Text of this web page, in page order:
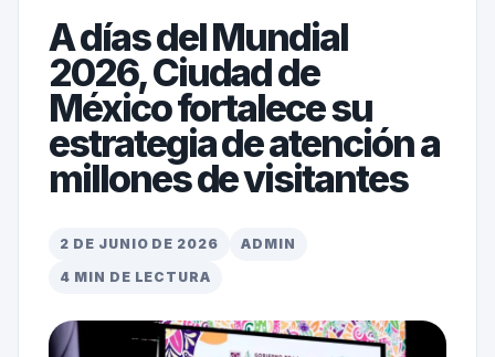
A días del Mundial
2026, Ciudad de
México fortalece su
estrategia de atención a
millones de visitantes
2 DE JUNIO DE 2026
ADMIN
4 MIN DE LECTURA